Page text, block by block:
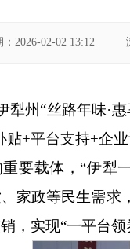
2026-02-02 13:12
犁州“丝路年味·
+平台支持+企
要载体， “伊犁
家政等民生需求
，实现“一平台领